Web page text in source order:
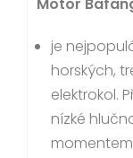
Motor
je
horských,
elektrokol.
nízké